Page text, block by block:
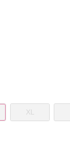
XL